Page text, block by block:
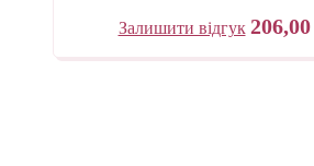
Залишити відгук 206,00